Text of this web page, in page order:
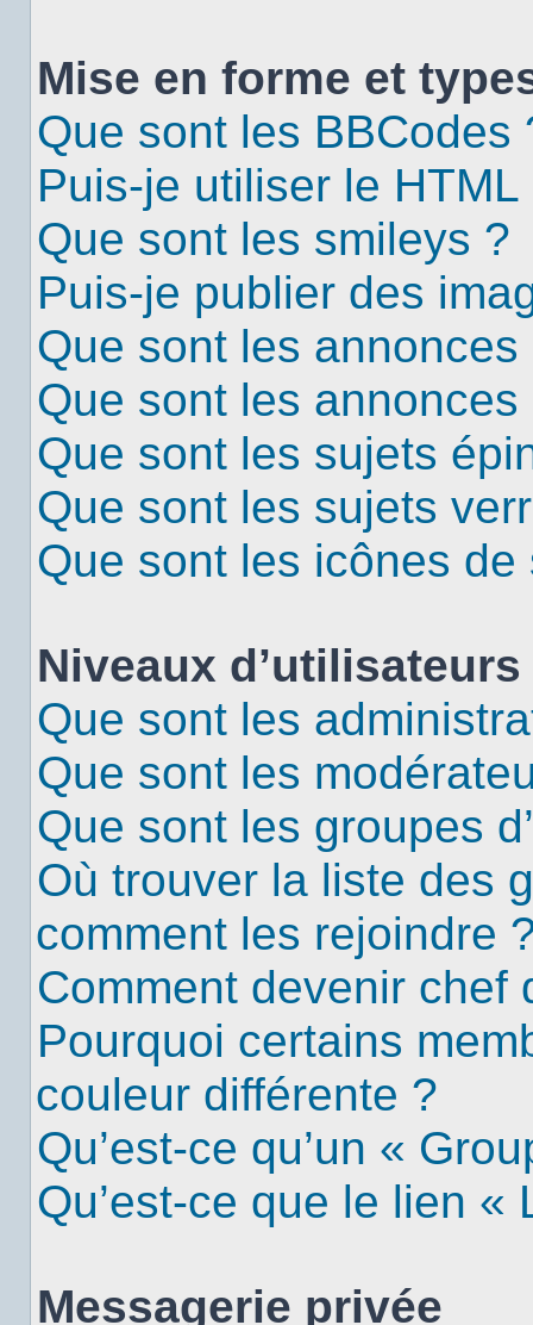
Mise en forme et
Que sont les BBCodes
Puis-je utiliser le HTML
Que sont les smileys ?
Puis-je publier des
Que sont les
Que sont les annonces
Que sont les sujets
Que sont les sujets
Que sont les icônes de
Niveaux
Que sont les
Que sont les
Que sont les groupes
Où trouver la liste des
comment les rejoindre
Comment devenir chef
Pourquoi certains
couleur différente ?
Qu’est-ce qu’un «
Qu’est-ce que le lien «
Messagerie privée